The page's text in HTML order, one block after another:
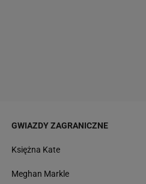
GWIAZDY ZAGRANICZNE
Księżna Kate
Meghan Markle